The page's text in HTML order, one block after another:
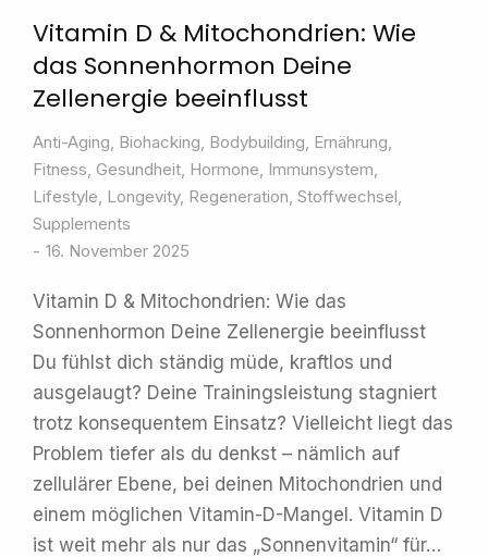
Vitamin D & Mitochondrien: Wie
das Sonnenhormon Deine
Zellenergie beeinflusst
Anti-Aging, Biohacking, Bodybuilding, Ernährung,
Fitness, Gesundheit, Hormone, Immunsystem,
Lifestyle, Longevity, Regeneration, Stoffwechsel,
Supplements
16. November 2025
Vitamin D & Mitochondrien: Wie das
Sonnenhormon Deine Zellenergie beeinflusst
Du fühlst dich ständig müde, kraftlos und
ausgelaugt? Deine Trainingsleistung stagniert
trotz konsequentem Einsatz? Vielleicht liegt das
Problem tiefer als du denkst – nämlich auf
zellulärer Ebene, bei deinen Mitochondrien und
einem möglichen Vitamin-D-Mangel. Vitamin D
ist weit mehr als nur das „Sonnenvitamin“ für…